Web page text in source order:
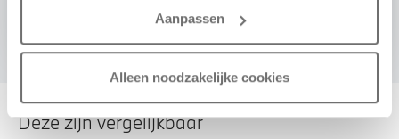
Aanpassen
Alleen noodzakelijke cookies
U vertelt meer over uw auto
We verrekenen de waarde van uw auto
Deze zijn vergelijkbaar